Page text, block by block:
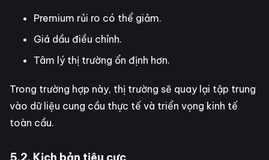
Premium rủi ro có thể giảm.
Giá dầu điều chỉnh.
Tâm lý thị trường ổn định hơn.
Trong trường hợp này, thị trường sẽ quay lại tập trung
vào dữ liệu cung cầu thực tế và triển vọng kinh tế
toàn cầu.